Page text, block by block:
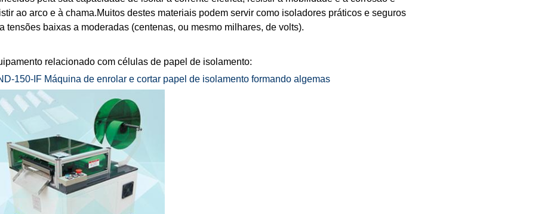
ao arco e à chama.Muitos destes materiais podem servir como isoladores práticos e seguros
tensões baixas a moderadas (centenas, ou mesmo milhares, de volts).
relacionado com células de papel de isolamento:
150-IF Máquina de enrolar e cortar papel de isolamento formando algemas